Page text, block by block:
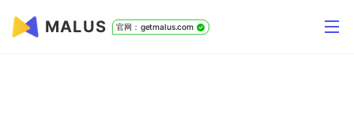
MALUS 官网：getmalus.com